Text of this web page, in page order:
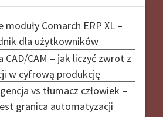
moduły Comarch ERP XL –
dla użytkowników
CAD/CAM – jak liczyć zwrot z
w cyfrową produkcję
vs tłumacz człowiek –
granica automatyzacji